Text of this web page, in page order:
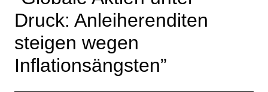
Druck: Anleiherenditen
steigen wegen
Inflationsängsten”